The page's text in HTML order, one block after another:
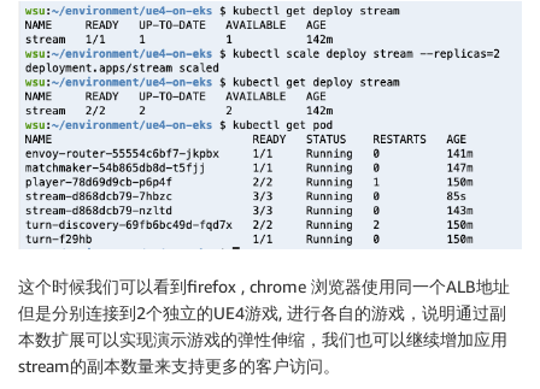
      clusters:
       - name: service_matchmaker
         connect_timeout: 1s
         type: LOGICAL_DNS
         dns_lookup_family: V4_ONLY
         lb_policy: ROUND_ROBIN
         load_assignment:
            cluster_name: service_envoyproxy_io
            endpoints:
            - lb_endpoints:
               - endpoint:
                  address:
                      socket_address:
                         address: matchmaker
这个时候我们可以看到firefox , chrome 浏览器使用同一个ALB地址
但是分别连接到2个独立的UE4游戏, 进行各自的游戏，说明通过副
本数扩展可以实现演示游戏的弹性伸缩，我们也可以继续增加应用
stream的副本数量来支持更多的客户访问。